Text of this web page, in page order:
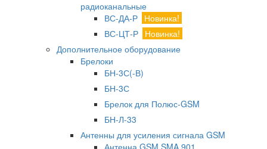
радиоканальные
ВС-ДА-Р Новинка!
ВС-ЦТ-Р Новинка!
Дополнительное оборудование
Брелоки
БН-3С(-В)
БН-3С
Брелок для Полюс-GSM
БН-Л-33
Антенны для усиления сигнала GSM
Антенна GSM SMA 901